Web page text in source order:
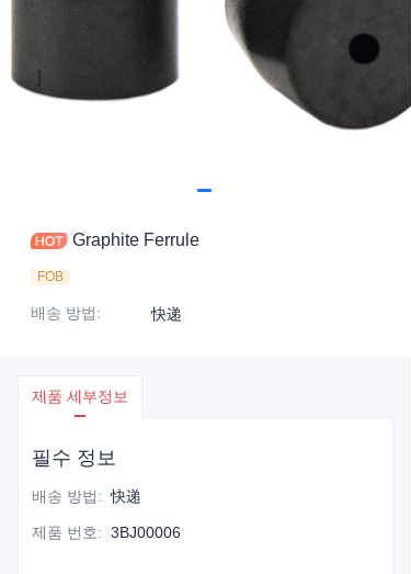
Graphite Ferrule
FOB
배송 방법: 快递
제품 세부정보
필수 정보
배송 방법: 快递
제품 번호: 3BJ00006